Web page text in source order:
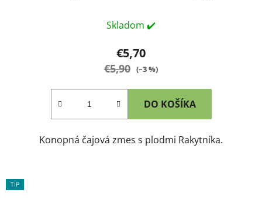
Skladom ✔️
€5,70
€5,90 (–3 %)
DO KOŠÍKA
Konopná čajová zmes s plodmi Rakytníka.
TIP